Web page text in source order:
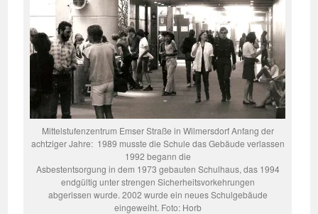
Mittelstufenzentrum Emser Straße in Wilmersdorf Anfang der
achtziger Jahre: 1989 musste die Schule das Gebäude verlassen
1992 begann die
Asbestentsorgung in dem 1973 gebauten Schulhaus, das 1994
endgültig unter strengen Sicherheitsvorkehrungen
abgerissen wurde. 2002 wurde ein neues Schulgebäude
eingeweiht. Foto: Horb